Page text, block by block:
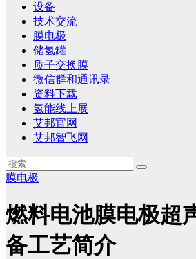
设备
技术交流
膜电极
储氢罐
质子交换膜
微信群和通讯录
资料下载
氢能线上展
艾邦官网
艾邦智飞网
膜电极
燃料电池膜电极超
备工艺简介